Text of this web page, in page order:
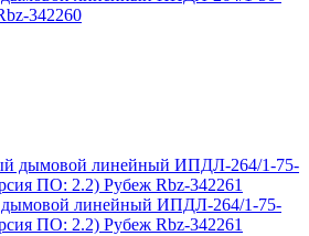
342260
дымовой линейный ИПДЛ-264/1-75-
ПО: 2.2) Рубеж Rbz-342261